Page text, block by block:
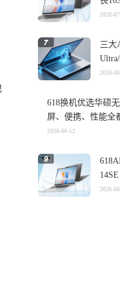
机搞
2026-
三大
2026-
618换机优选华硕
屏、便携、性能全
2026-06-12
2026-